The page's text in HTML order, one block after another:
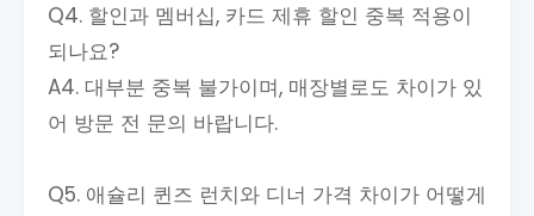
Q4. 할인과 멤버십, 카드 제휴 할인 중복 적용이
되나요?
A4. 대부분 중복 불가이며, 매장별로도 차이가 있
어 방문 전 문의 바랍니다.
Q5. 애슐리 퀸즈 런치와 디너 가격 차이가 어떻게